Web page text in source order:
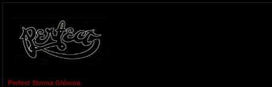
Perfect Strona Główna